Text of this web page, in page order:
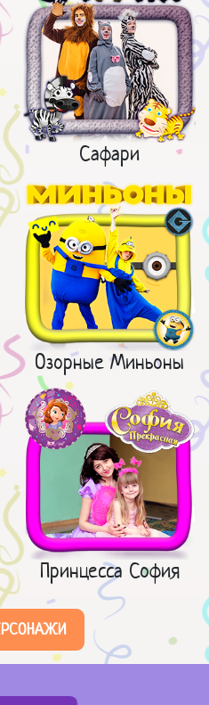
Сафари
Озорные Миньоны
Принцесса София